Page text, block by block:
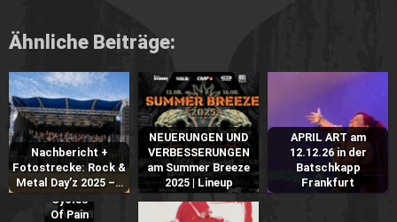
Ähnliche Beiträge:
Nachbericht +
Fotostrecke: Rock &
Metal Day’z 2025 –…
NEUERUNGEN UND
VERBESSERUNGEN
am Summer Breeze
2025 | Lineup
APRIL ART am
12.12.26 in der
Batschkapp
Frankfurt
ANGRA
–
Cycles
Of Pain